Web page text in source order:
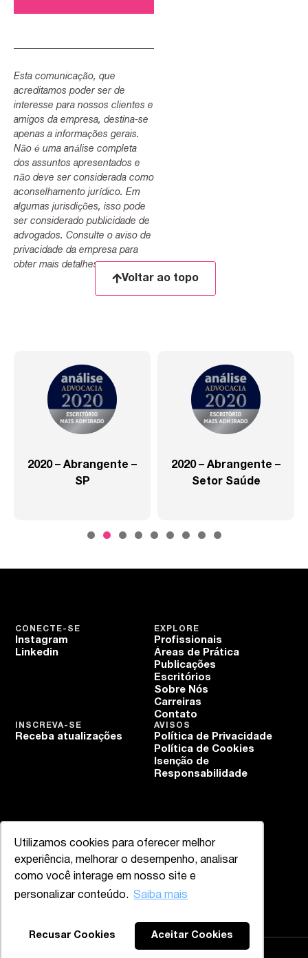
Utilizamos cookies para oferecer melhor
experiência, melhorar o desempenho, analisar
como você interage em nosso site e
personalizar conteúdo. Saiba mais
Recusar Cookies Aceitar Cookies
Esta comunicação, que
acreditamos poder ser de
interesse para nossos clientes e
amigos da empresa, destina-se
apenas a informações gerais.
Não é uma análise completa
dos assuntos apresentados e
não deve ser considerada como
aconselhamento jurídico. Em
algumas jurisdições, isso pode
ser considerado publicidade de
advogados. Consulte o aviso de
privacidade da empresa para
obter mais detalhes.
Voltar ao topo
2020 – Abrangente –
SP
2020 – Abrangente –
Setor Saúde
EXPLORE
Profissionais
Áreas de Prática
Publicações
Escritórios
Sobre Nós
Carreiras
Contato
CONECTE-SE
Instagram
Linkedin
AVISOS
Política de Privacidade
Política de Cookies
Isenção de
Responsabilidade
INSCREVA-SE
Receba atualizações